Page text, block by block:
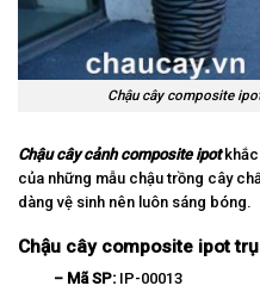
Chậu cây composite
Chậu cây cảnh composite ipotkhắc
của những mẫu chậu trồng cây
dàng vệ sinh nên luôn sáng bóng.
Chậu cây composite ipot
– Mã SP: IP-00013